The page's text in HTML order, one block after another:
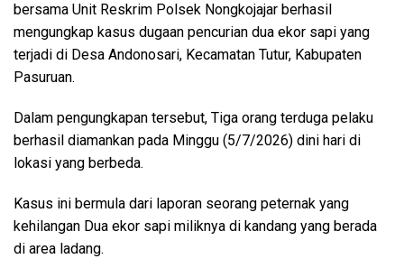
bersama Unit Reskrim Polsek Nongkojajar berhasil
mengungkap kasus dugaan pencurian dua ekor sapi yang
terjadi di Desa Andonosari, Kecamatan Tutur, Kabupaten
Pasuruan.
Dalam pengungkapan tersebut, Tiga orang terduga pelaku
berhasil diamankan pada Minggu (5/7/2026) dini hari di
lokasi yang berbeda.
Kasus ini bermula dari laporan seorang peternak yang
kehilangan Dua ekor sapi miliknya di kandang yang berada
di area ladang.